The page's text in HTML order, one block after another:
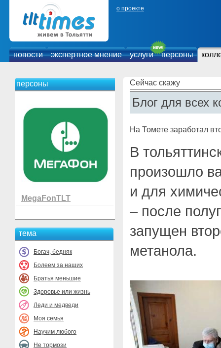
о проекте
новости экспертное мнение услуги персоны
персоны
MegaFonTLT
тема
Богач, бедняк
Болеем за наших
Братья меньшие
Здоровье или жизнь
Леди и медведи
Моя семья
Научим любого
Не тормози
Сейчас скажу
Блог для всех
На Томете заработал
В
произошло
и для
– после
запущен
метанола.